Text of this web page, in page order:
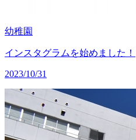
幼稚園
インスタグラムを始めました！
2023/10/31